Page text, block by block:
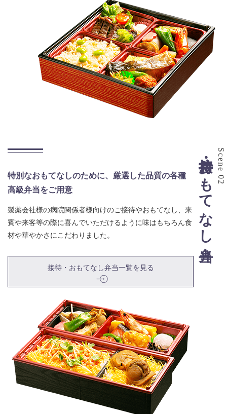
特別なおもてなしのために、厳選した品質の各種
高級弁当をご用意
製薬会社様の病院関係者様向けのご接待やおもてなし、来
賓や来客等の際に喜んでいただけるように味はもちろん食
材や華やかさにこだわりました。
接待・おもてなし弁当一覧を見る
Scene 02
接待・おもてなし弁当